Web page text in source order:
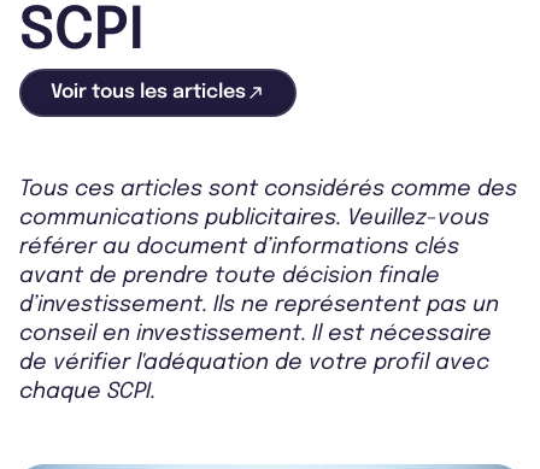
SCPI
Voir tous les articles
Tous ces articles sont considérés comme des
communications publicitaires. Veuillez-vous
référer au document d’informations clés
avant de prendre toute décision finale
d’investissement. Ils ne représentent pas un
conseil en investissement. Il est nécessaire
de vérifier l'adéquation de votre profil avec
chaque SCPI.